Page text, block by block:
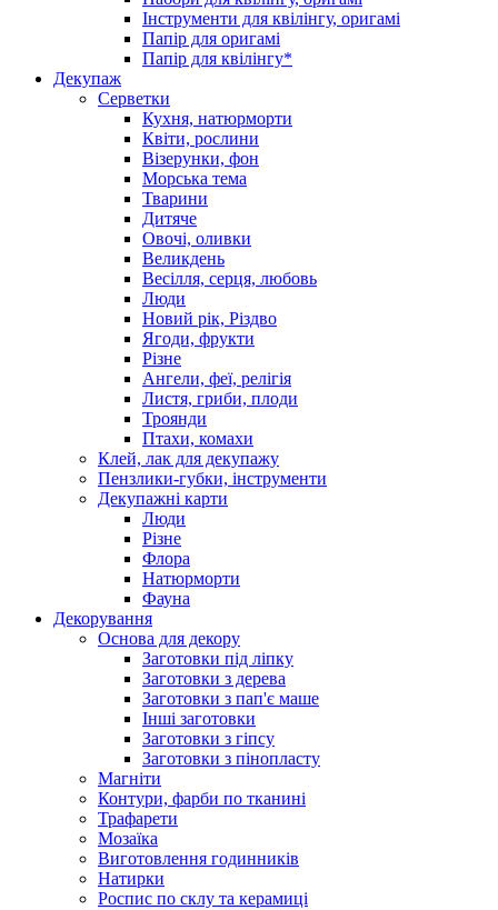
Інструменти для квілінгу, оригамі
Папір для оригамі
Папір для квілінгу*
Декупаж
Серветки
Кухня, натюрморти
Квіти, рослини
Візерунки, фон
Морська тема
Тварини
Дитяче
Овочі, оливки
Великдень
Весілля, серця, любовь
Люди
Новий рік, Різдво
Ягоди, фрукти
Різне
Ангели, феї, релігія
Листя, гриби, плоди
Троянди
Птахи, комахи
Клей, лак для декупажу
Пензлики-губки, інструменти
Декупажні карти
Люди
Різне
Флора
Натюрморти
Фауна
Декорування
Основа для декору
Заготовки під ліпку
Заготовки з дерева
Заготовки з пап'є маше
Інші заготовки
Заготовки з гіпсу
Заготовки з пінопласту
Магніти
Контури, фарби по тканині
Трафарети
Мозаїка
Виготовлення годинників
Натирки
Роспис по склу та керамиці